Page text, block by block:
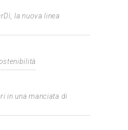
la nuova linea
in una manciata di